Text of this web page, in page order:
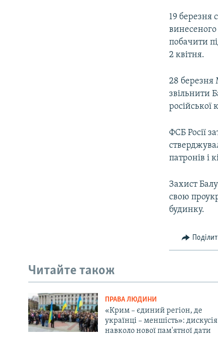
19 березня
побачити
2 квітня.
28 березня
звільнити
російської
ФСБ Росії
патронів і
Захист
свою
будинку.
Читайте також
ПРАВА ЛЮДИНИ
«Крим – єдиний регіон, де
українці – меншість»: дискусія
навколо нової пам'ятної дати